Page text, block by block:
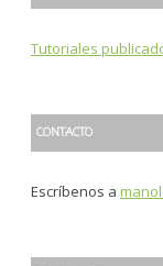
Tutoriales
CONTACTO
Escríbenos a